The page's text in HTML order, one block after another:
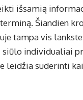
išsamią
Šiandien
tampa vis
siūlo individualiai
leidžia suderinti